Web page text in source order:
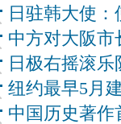
日驻韩大使
中方对大阪市
日极右摇滚
纽约最早5月
中国历史著作